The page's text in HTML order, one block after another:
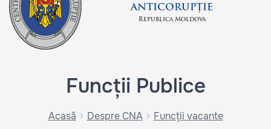
ANTICORUPȚIE
Republica Moldova
Funcții Publice
Acasă Despre CNA Funcții vacante